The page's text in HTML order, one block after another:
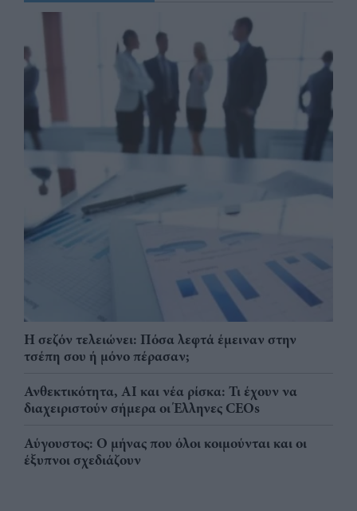
Η σεζόν τελειώνει: Πόσα λεφτά έμειναν στην
τσέπη σου ή μόνο πέρασαν;
Ανθεκτικότητα, AI και νέα ρίσκα: Τι έχουν να
διαχειριστούν σήμερα οι Έλληνες CEOs
Αύγουστος: Ο μήνας που όλοι κοιμούνται και οι
έξυπνοι σχεδιάζουν